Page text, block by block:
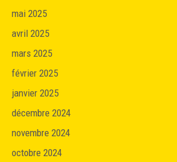
mai 2025
avril 2025
mars 2025
février 2025
janvier 2025
décembre 2024
novembre 2024
octobre 2024